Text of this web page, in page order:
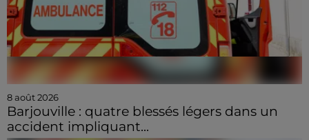
8 août 2026
Barjouville : quatre blessés légers dans un
accident impliquant...